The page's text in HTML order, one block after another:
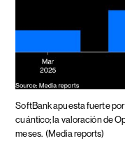
SoftBank apuesta fuerte
cuántico; la valoración de
meses. (Media reports)